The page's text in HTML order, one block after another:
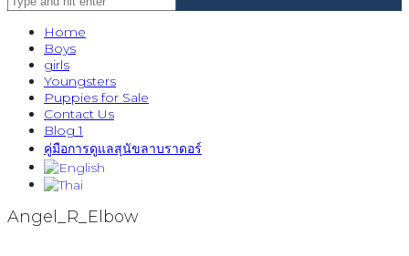
Home
Boys
girls
Youngsters
Puppies for Sale
Contact Us
Blog 1
คู่มือการดูแลสุนัขลาบราดอร์
Angel_R_Elbow